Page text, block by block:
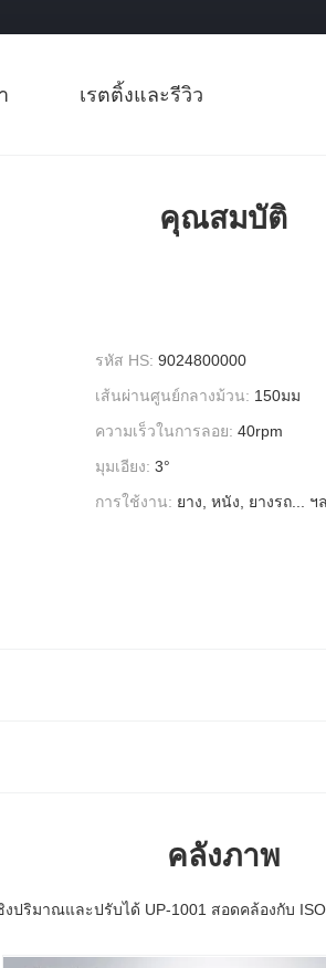
เรตติ้งและรีวิว
คุณสมบัติ
รหัส HS: 9024800000
เส้นผ่านศูนย์กลางม้วน: 150มม
ความเร็วในการลอย: 40rpm
มุมเอียง: 3°
การใช้งาน: ยาง, หนัง, ยางรถ... ฯ
คลังภาพ
งปริมาณและปรับได้ UP-1001 สอดคล้องกับ